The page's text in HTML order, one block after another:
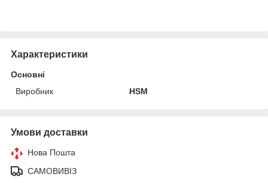
Характеристики
Основні
Виробник
HSM
Умови доставки
Нова Пошта
САМОВИВІЗ